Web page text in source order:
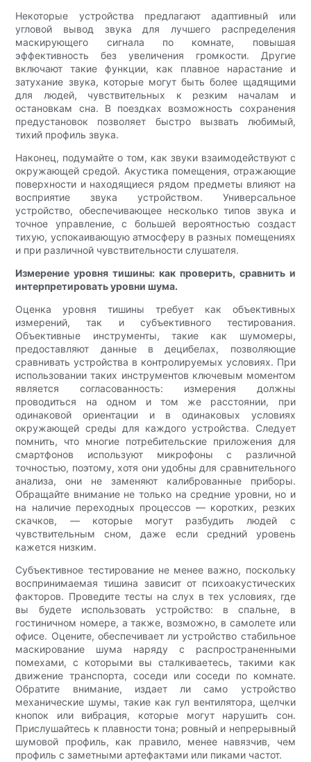
Некоторые устройства предлагают адаптивный или
угловой вывод звука для лучшего распределения
маскирующего сигнала по комнате, повышая
эффективность без увеличения громкости. Другие
включают такие функции, как плавное нарастание и
затухание звука, которые могут быть более щадящими
для людей, чувствительных к резким началам и
остановкам сна. В поездках возможность сохранения
предустановок позволяет быстро вызвать любимый,
тихий профиль звука.
Наконец, подумайте о том, как звуки взаимодействуют с
окружающей средой. Акустика помещения, отражающие
поверхности и находящиеся рядом предметы влияют на
восприятие звука устройством. Универсальное
устройство, обеспечивающее несколько типов звука и
точное управление, с большей вероятностью создаст
тихую, успокаивающую атмосферу в разных помещениях
и при различной чувствительности слушателя.
Измерение уровня тишины: как проверить, сравнить и
интерпретировать уровни шума.
Оценка уровня тишины требует как объективных
измерений, так и субъективного тестирования.
Объективные инструменты, такие как шумомеры,
предоставляют данные в децибелах, позволяющие
сравнивать устройства в контролируемых условиях. При
использовании таких инструментов ключевым моментом
является согласованность: измерения должны
проводиться на одном и том же расстоянии, при
одинаковой ориентации и в одинаковых условиях
окружающей среды для каждого устройства. Следует
помнить, что многие потребительские приложения для
смартфонов используют микрофоны с различной
точностью, поэтому, хотя они удобны для сравнительного
анализа, они не заменяют калиброванные приборы.
Обращайте внимание не только на средние уровни, но и
на наличие переходных процессов — коротких, резких
скачков, — которые могут разбудить людей с
чувствительным сном, даже если средний уровень
кажется низким.
Субъективное тестирование не менее важно, поскольку
воспринимаемая тишина зависит от психоакустических
факторов. Проведите тесты на слух в тех условиях, где
вы будете использовать устройство: в спальне, в
гостиничном номере, а также, возможно, в самолете или
офисе. Оцените, обеспечивает ли устройство стабильное
маскирование шума наряду с распространенными
помехами, с которыми вы сталкиваетесь, такими как
движение транспорта, соседи или соседи по комнате.
Обратите внимание, издает ли само устройство
механические шумы, такие как гул вентилятора, щелчки
кнопок или вибрация, которые могут нарушить сон.
Прислушайтесь к плавности тона; ровный и непрерывный
шумовой профиль, как правило, менее навязчив, чем
профиль с заметными артефактами или пиками частот.